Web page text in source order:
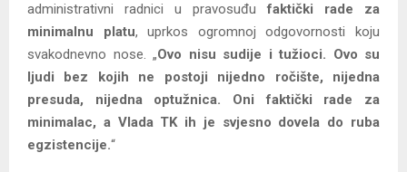
administrativni radnici u pravosuđufaktički rade za
minimalnu platu, uprkos ogromnoj odgovornosti koju
svakodnevno nose. „Ovo nisu sudije i tužioci. Ovo su
ljudi bez kojih ne postoji nijedno ročište, nijedna
presuda, nijedna optužnica. Oni faktički rade za
minimalac, a Vlada TK ih je svjesno dovela do ruba
egzistencije.“